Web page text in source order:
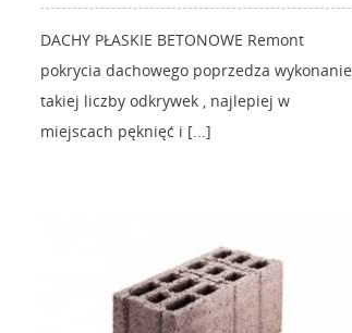
DACHY PŁASKIE BETONOWE Remont
pokrycia dachowego poprzedza wykonanie
takiej liczby odkrywek , najlepiej w
miejscach pęknięć i [...]